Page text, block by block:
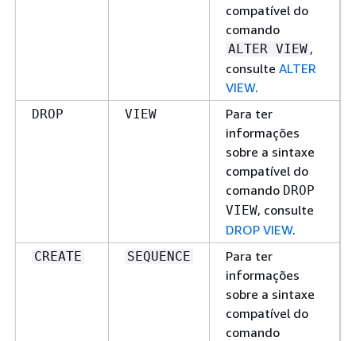
compatível do
comando
ALTER VIEW ,
consulte ALTER
VIEW.
DROP VIEW
Para ter
informações
sobre a sintaxe
compatível do
comando DROP
VIEW, consulte
DROP VIEW.
CREATE SEQUENCE
Para ter
informações
sobre a sintaxe
compatível do
comando